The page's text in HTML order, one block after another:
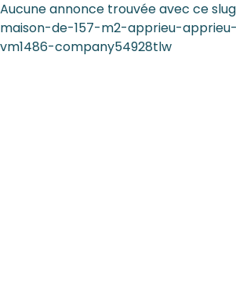
Aucune annonce trouvée avec ce
maison-de-157-m2-apprieu-
vm1486-company54928tlw